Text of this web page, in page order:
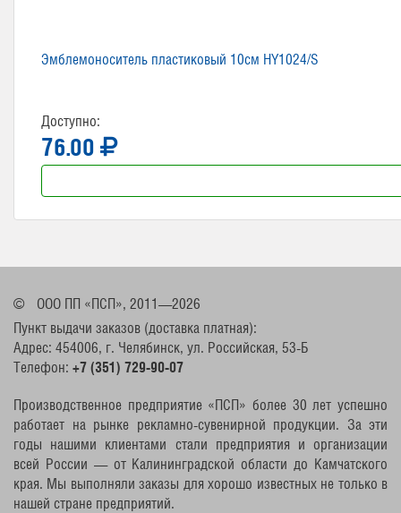
Эмблемоноситель пластиковый 10см HY1024/S
Доступно:
76.00
©
ООО ПП «ПСП», 2011—2026
Пункт выдачи заказов (доставка платная):
Адрес: 454006, г. Челябинск, ул. Российская, 53-Б
Телефон: +7 (351) 729-90-07
Производственное предприятие «ПСП» более 30 лет успешно
работает на рынке рекламно-сувенирной продукции. За эти
годы нашими клиентами стали предприятия и организации
всей России — от Калининградской области до Камчатского
края. Мы выполняли заказы для хорошо известных не только в
нашей стране предприятий.